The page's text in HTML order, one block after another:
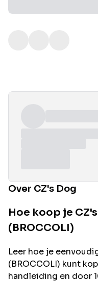
Over CZ's Dog
Hoe koop je
(BROCCOLI)
Leer hoe je
(BROCCOLI) kunt
handleiding en door